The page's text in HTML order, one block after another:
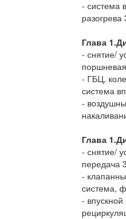
- система
разогрева
Глава
- снятие/
- ГБЦ,
система
-
Глава
- снятие/
передача
-
система,
-